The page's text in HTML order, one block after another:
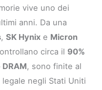
vive uno dei
anni. Da una
,SK Hynix e Micron
circa il 90%
, sono finite al
negli Stati Uniti